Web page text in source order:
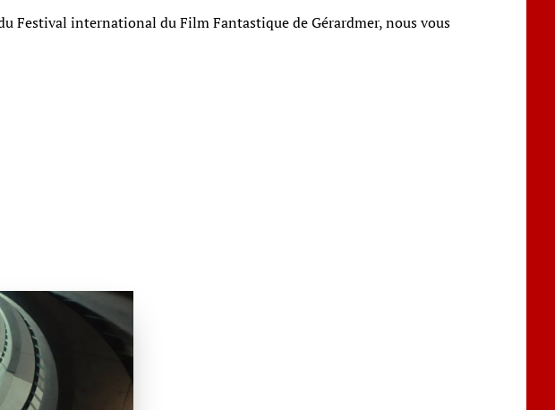
Festival international du Film Fantastique de Gérardmer, nous vous